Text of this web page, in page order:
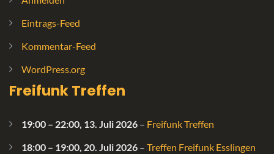
Eintrags-Feed
Kommentar-Feed
WordPress.org
Freifunk Treffen
19:00 – 22:00, 13. Juli 2026 – Freifunk Treffen
18:00 – 19:00, 20. Juli 2026 – Treffen Freifunk Esslingen